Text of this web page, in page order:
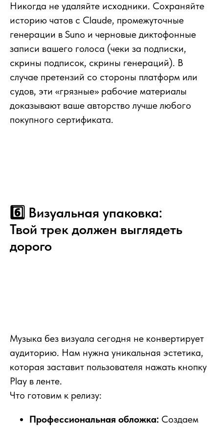
Никогда не удаляйте исходники. Сохраняйте
историю чатов с Claude, промежуточные
генерации в Suno и черновые диктофонные
записи вашего голоса (чеки за подписки,
скрины подписок, скрины генераций). В
случае претензий со стороны платформ или
судов, эти «грязные» рабочие материалы
доказывают ваше авторство лучше любого
покупного сертификата.
6️⃣ Визуальная упаковка:
Твой трек должен выглядеть
дорого
Музыка без визуала сегодня не конвертирует
аудиторию. Нам нужна уникальная эстетика,
которая заставит пользователя нажать кнопку
Play в ленте.
Что готовим к релизу:
Профессиональная обложка: Создаем